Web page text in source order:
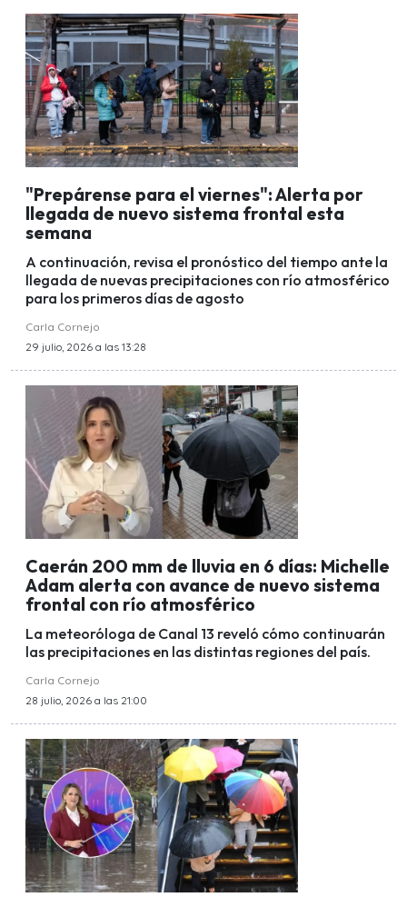
"Prepárense para el viernes": Alerta por
llegada de nuevo sistema frontal esta
semana
A continuación, revisa el pronóstico del tiempo ante la
llegada de nuevas precipitaciones con río atmosférico
para los primeros días de agosto
Carla Cornejo
29 julio, 2026 a las 13:28
Caerán 200 mm de lluvia en 6 días: Michelle
Adam alerta con avance de nuevo sistema
frontal con río atmosférico
La meteoróloga de Canal 13 reveló cómo continuarán
las precipitaciones en las distintas regiones del país.
Carla Cornejo
28 julio, 2026 a las 21:00